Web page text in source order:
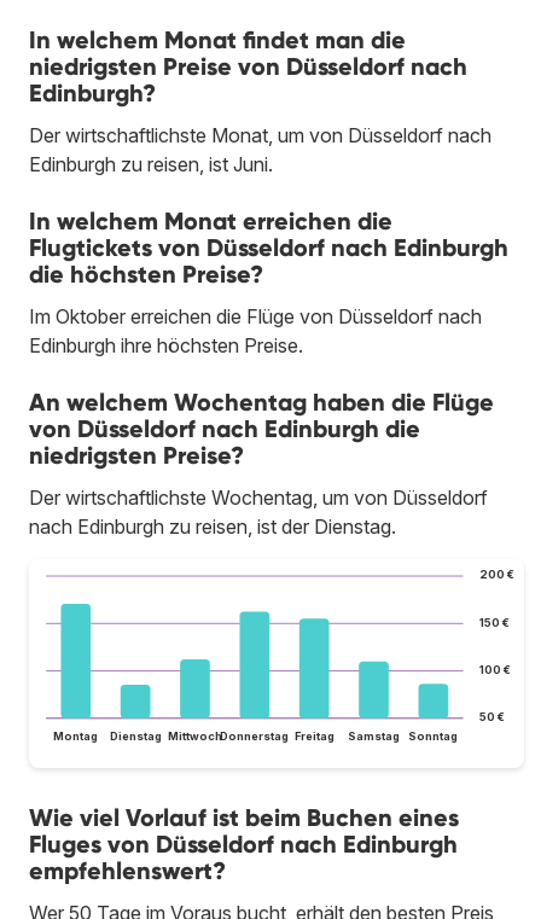
In welchem Monat findet man die
niedrigsten Preise von Düsseldorf nach
Edinburgh?
Der wirtschaftlichste Monat, um von Düsseldorf nach
Edinburgh zu reisen, ist Juni.
In welchem Monat erreichen die
Flugtickets von Düsseldorf nach Edinburgh
die höchsten Preise?
Im Oktober erreichen die Flüge von Düsseldorf nach
Edinburgh ihre höchsten Preise.
An welchem Wochentag haben die Flüge
von Düsseldorf nach Edinburgh die
niedrigsten Preise?
Der wirtschaftlichste Wochentag, um von Düsseldorf
nach Edinburgh zu reisen, ist der Dienstag.
50 €
100 €
150 €
200 €
Montag Dienstag MittwochDonnerstag Freitag Samstag Sonntag
Wie viel Vorlauf ist beim Buchen eines
Fluges von Düsseldorf nach Edinburgh
empfehlenswert?
Wer 50 Tage im Voraus bucht, erhält den besten Preis